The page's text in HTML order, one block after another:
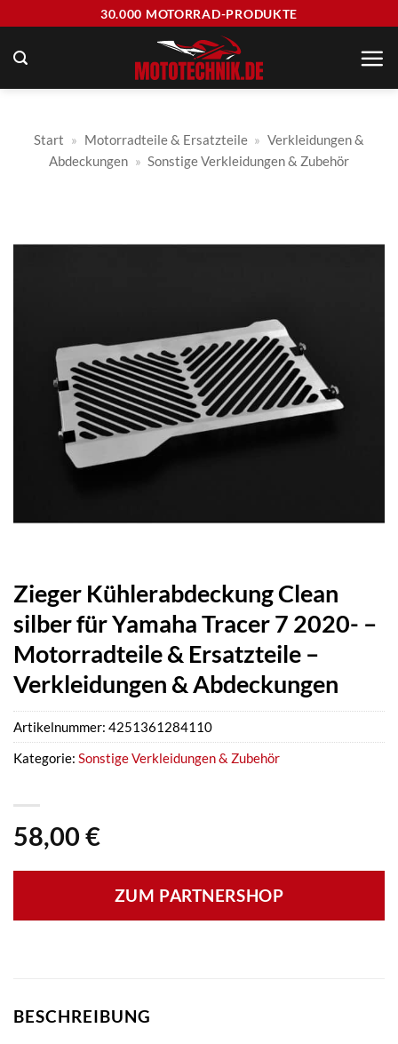
springen
30.000 MOTORRAD-PRODUKTE
Start » Motorradteile & Ersatzteile » Verkleidungen &
Abdeckungen » Sonstige Verkleidungen & Zubehör
Zieger Kühlerabdeckung Clean
silber für Yamaha Tracer 7 2020- –
Motorradteile & Ersatzteile –
Verkleidungen & Abdeckungen
58,00 €
ZUM PARTNERSHOP
Artikelnummer: 4251361284110
Kategorie: Sonstige Verkleidungen & Zubehör
BESCHREIBUNG